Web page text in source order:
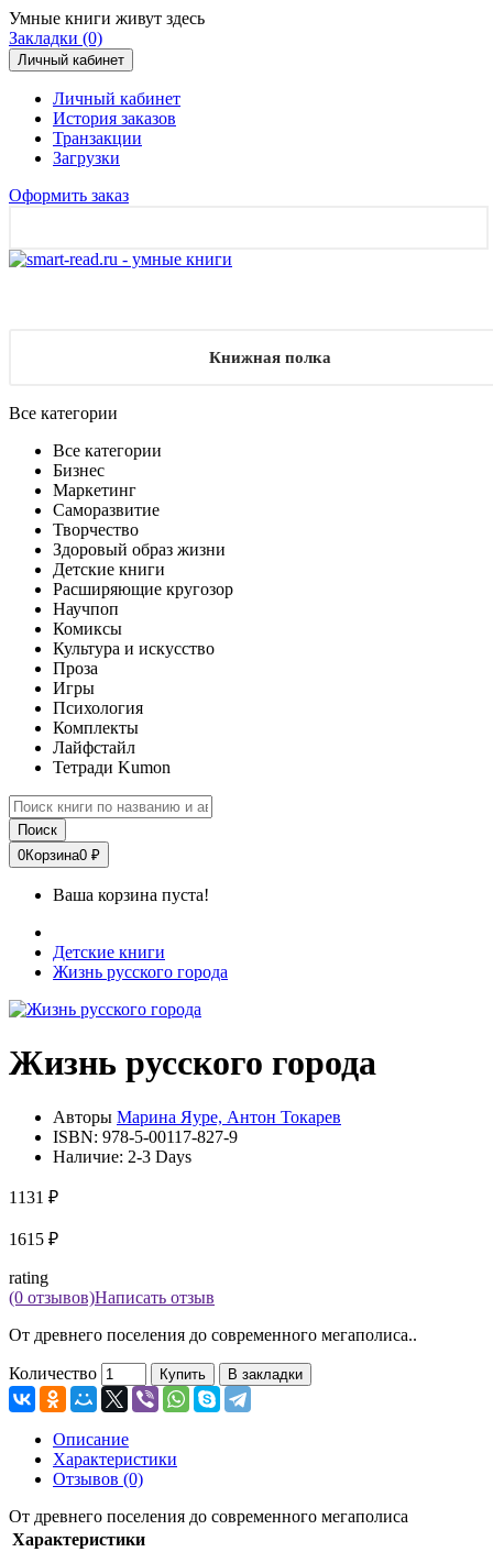
Умные книги живут здесь
Закладки (0)
Личный кабинет
Личный кабинет
История заказов
Транзакции
Загрузки
Оформить заказ
Книжная полка
Все категории
Все категории
Бизнес
Маркетинг
Саморазвитие
Творчество
Здоровый образ жизни
Детские книги
Расширяющие кругозор
Научпоп
Комиксы
Культура и искусство
Проза
Игры
Психология
Комплекты
Лайфстайл
Тетради Kumon
Поиск
0Корзина0 ₽
Ваша корзина пуста!
Детские книги
Жизнь русского города
Жизнь русского города
Авторы Марина Яуре, Антон Токарев
ISBN: 978-5-00117-827-9
Наличие: 2-3 Days
1131 ₽
1615 ₽
rating
(0 отзывов)Написать отзыв
От древнего поселения до современного мегаполиса..
Количество Купить В закладки
Описание
Характеристики
Отзывов (0)
От древнего поселения до современного мегаполиса
Характеристики